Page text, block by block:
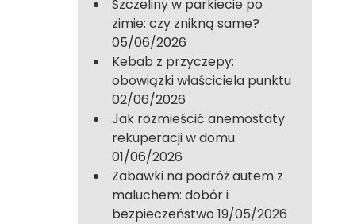
Szczeliny w parkiecie po
zimie: czy znikną same?
05/06/2026
Kebab z przyczepy:
obowiązki właściciela punktu
02/06/2026
Jak rozmieścić anemostaty
rekuperacji w domu
01/06/2026
Zabawki na podróż autem z
maluchem: dobór i
bezpieczeństwo 19/05/2026